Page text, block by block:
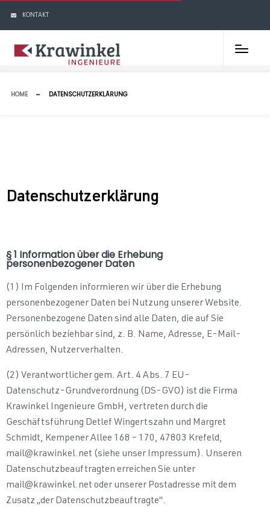
KONTAKT
HOME DATENSCHUTZERKLÄRUNG
Datenschutzerklärung
§ 1 Information über die Erhebung
personenbezogener Daten
(1) Im Folgenden informieren wir über die Erhebung
personenbezogener Daten bei Nutzung unserer Website.
Personenbezogene Daten sind alle Daten, die auf Sie
persönlich beziehbar sind, z. B. Name, Adresse, E-Mail-
Adressen, Nutzerverhalten.
(2) Verantwortlicher gem. Art. 4 Abs. 7 EU-
Datenschutz-Grundverordnung (DS-GVO) ist die Firma
Krawinkel Ingenieure GmbH, vertreten durch die
Geschäftsführung Detlef Wingertszahn und Margret
Schmidt, Kempener Allee 168 – 170, 47803 Krefeld,
mail@krawinkel.net (siehe unser Impressum). Unseren
Datenschutzbeauftragten erreichen Sie unter
mail@krawinkel.net oder unserer Postadresse mit dem
Zusatz „der Datenschutzbeauftragte“.